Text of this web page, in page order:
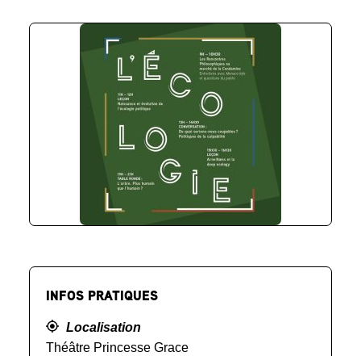
INFOS PRATIQUES
Localisation
Théâtre Princesse Grace